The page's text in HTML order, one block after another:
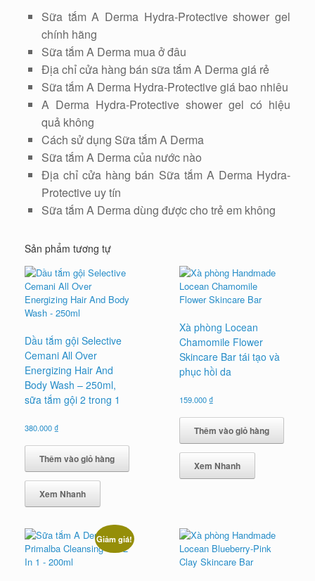
Sữa tắm A Derma Hydra-Protective shower gel
chính hãng
Sữa tắm A Derma mua ở đâu
Địa chỉ cửa hàng bán sữa tắm A Derma giá rẻ
Sữa tắm A Derma Hydra-Protective giá bao nhiêu
A Derma Hydra-Protective shower gel có hiệu
quả không
Cách sử dụng Sữa tắm A Derma
Sữa tắm A Derma của nước nào
Địa chỉ cửa hàng bán Sữa tắm A Derma Hydra-
Protective uy tín
Sữa tắm A Derma dùng được cho trẻ em không
Sản phẩm tương tự
Dầu tắm gội Selective
Cemani All Over
Energizing Hair And
Body Wash – 250ml,
sữa tắm gội 2 trong 1
380.000₫
Thêm vào giỏ hàng
Xem Nhanh
Xà phòng Locean
Chamomile Flower
Skincare Bar tái tạo và
phục hồi da
159.000₫
Thêm vào giỏ hàng
Xem Nhanh
Giảm giá!